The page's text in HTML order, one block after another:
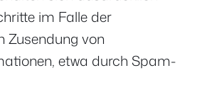
im Falle der
Zusendung von
etwa durch Spam-